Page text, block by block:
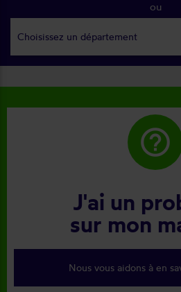
ou
Choisissez un département
help_outline
J'ai un
sur mon
Nous vous aidons à en